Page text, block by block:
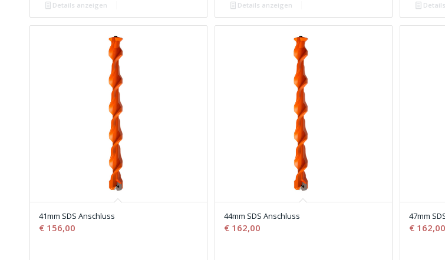
Details anzeigen Details anzeigen
41mm SDS Anschluss
€ 156,00
44mm SDS Anschluss
€ 162,00
47mm
€ 162,00